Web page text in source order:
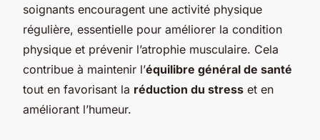
soignants encouragent une activité physique
régulière, essentielle pour améliorer la condition
physique et prévenir l’atrophie musculaire. Cela
contribue à maintenir l’équilibre général de santé
tout en favorisant la réduction du stress et en
améliorant l’humeur.